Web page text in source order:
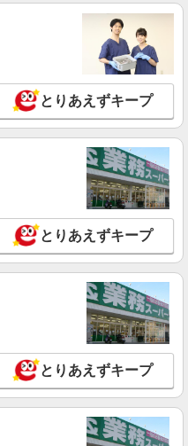
とりあえずキープ
とりあえずキープ
とりあえずキープ